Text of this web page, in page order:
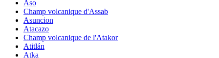
Aso
Champ volcanique d'Assab
Asuncion
Atacazo
Champ volcanique de l'Atakor
Atitlán
Atka